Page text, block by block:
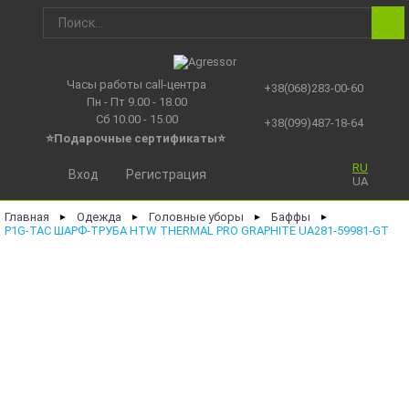
Часы работы call-центра
Пн - Пт 9.00 - 18.00
Сб 10.00 - 15.00
⭐Подарочные сертификаты⭐
+38(068)283-00-60
+38(099)487-18-64
RU
UA
Вход Регистрация
Главная ► Одежда ► Головные уборы ► Баффы ►
P1G-TAC ШАРФ-ТРУБА HTW THERMAL PRO GRAPHITE UA281-59981-GT